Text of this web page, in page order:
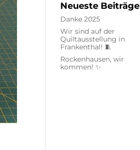
Neueste Beiträge
Danke 2025
Wir sind auf der
Quiltausstellung in
Frankenthal! 🧵
Rockenhausen, wir
kommen! ✨